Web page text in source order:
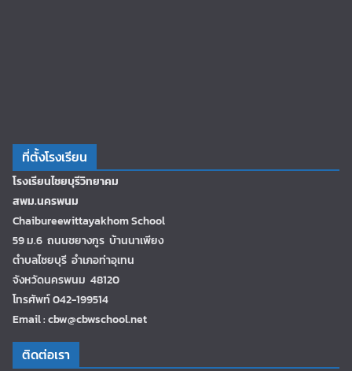
ที่ตั้งโรงเรียน
โรงเรียนไชยบุรีวิทยาคม
สพม.นครพนม
Chaibureewittayakhom School
59 ม.6 ถนนชยางกูร บ้านนาเพียง
ตำบลไชยบุรี อำเภอท่าอุเทน
จังหวัดนครพนม 48120
โทรศัพท์ 042-199514
Email : cbw@cbwschool.net
ติดต่อเรา